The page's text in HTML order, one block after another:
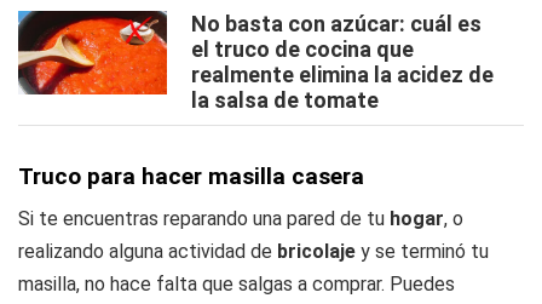
No basta con azúcar: cuál es
el truco de cocina que
realmente elimina la acidez de
la salsa de tomate
Truco para hacer masilla casera
Si te encuentras reparando una pared de tu hogar, o
realizando alguna actividad de bricolaje y se terminó tu
masilla, no hace falta que salgas a comprar. Puedes